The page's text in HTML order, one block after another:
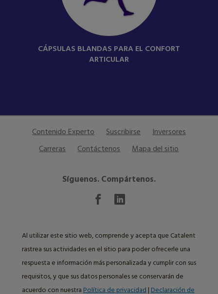
CÁPSULAS BLANDAS PARA EL CONFORT
ARTICULAR
Contenido Experto Suscribirse
Inversores
Carreras
Contáctenos Mapa del sitio
Síguenos. Compártenos.
Al utilizar este sitio web, comprende y acepta que Catalent
rastrea sus actividades en el sitio para poder ofrecerle una
respuesta e información más personalizada y cumplir con sus
requisitos, y que sus datos personales se conservarán de
acuerdo con nuestraPolítica de privacidad|Declaración de